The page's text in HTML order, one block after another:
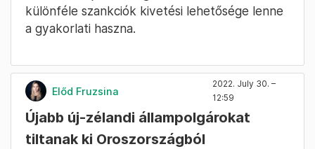
különféle szankciók kivetési lehetősége lenne
a gyakorlati haszna.
Előd Fruzsina
2022. July 30. –
12:59
Újabb új-zélandi állampolgárokat
tiltanak ki Oroszországból